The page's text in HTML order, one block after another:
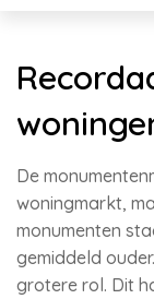
De
woningmarkt,
monumenten
gemiddeld
grotere rol. Dit